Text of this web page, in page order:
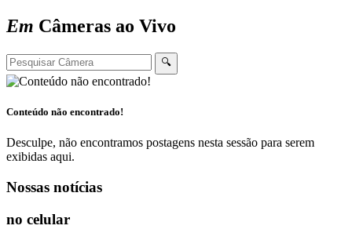
Em Câmeras ao Vivo
🔍
Conteúdo não encontrado!
Desculpe, não encontramos postagens nesta sessão para serem
exibidas aqui.
Nossas notícias
no celular